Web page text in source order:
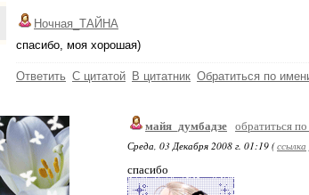
Ночная_ТАЙНА
спасибо, моя хорошая)
Ответить С цитатой В цитатник Обратиться по
майя_думбадзе обратиться
Среда, 03 Декабря 2008 г. 01:19 (ссылка
спасибо